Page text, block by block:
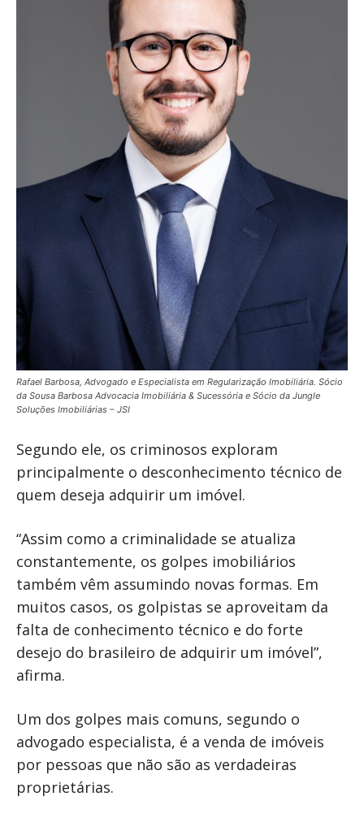
Rafael Barbosa, Advogado e Especialista em Regularização Imobiliária. Sócio
da Sousa Barbosa Advocacia Imobiliária & Sucessória e Sócio da Jungle
Soluções Imobiliárias – JSI
Segundo ele, os criminosos exploram
principalmente o desconhecimento técnico de
quem deseja adquirir um imóvel.
“Assim como a criminalidade se atualiza
constantemente, os golpes imobiliários
também vêm assumindo novas formas. Em
muitos casos, os golpistas se aproveitam da
falta de conhecimento técnico e do forte
desejo do brasileiro de adquirir um imóvel”,
afirma.
Um dos golpes mais comuns, segundo o
advogado especialista, é a venda de imóveis
por pessoas que não são as verdadeiras
proprietárias.